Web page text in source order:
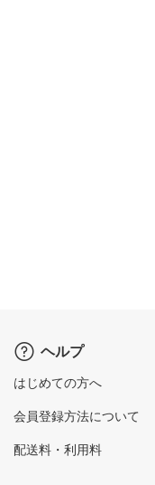
ヘルプ
はじめての方へ
会員登録方法について
配送料・利用料